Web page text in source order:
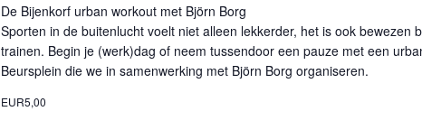
De Bijenkorf urban workout met Björn Borg
Sporten in de buitenlucht voelt niet alleen lekkerder, het is ook bewezen
trainen. Begin je (werk)dag of neem tussendoor een pauze met een
Beursplein die we in samenwerking met Björn Borg organiseren.
EUR5,00